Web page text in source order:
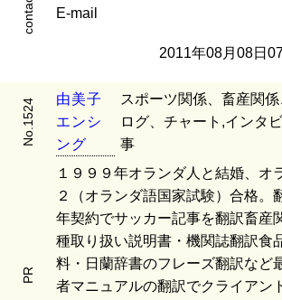
contact E-mail
2011年08月08日
No.1524 由美子
エ ン シ
ング
スポーツ関係、畜産関係
ログ、チャート,インタ
事
PR
１９９９年オランダ人と結婚、オ
２（オランダ語国家試験）合格。
年契約でサッカー記事を翻訳畜産
種取り扱い説明書・機関誌翻訳食
料・日蘭辞書のフレーズ翻訳など
者マニュアルの翻訳でクライアン